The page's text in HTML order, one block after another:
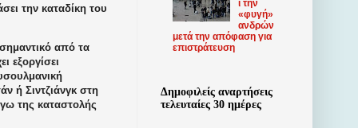
την καταδίκη του
από τα
εξοργίσει
ή Σιντζιάνγκ στη
της καταστολής
ι την
«φυγή»
ανδρών
μετά την απόφαση για
επιστράτευση
Δημοφιλείς αναρτήσεις
τελευταίες 30 ημέρες